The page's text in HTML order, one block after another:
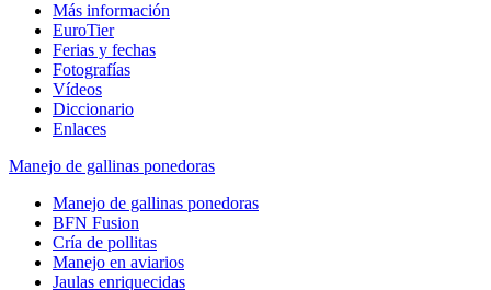
Más información
EuroTier
Ferias y fechas
Fotografías
Vídeos
Diccionario
Enlaces
Manejo de gallinas ponedoras
Manejo de gallinas ponedoras
BFN Fusion
Cría de pollitas
Manejo en aviarios
Jaulas enriquecidas